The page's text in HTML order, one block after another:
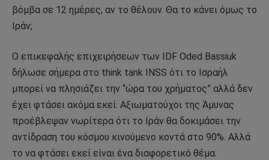
βόμβα σε 12 ημέρες, αν το θέλουν. Θα το κάνει όμως το
Ιράν;
Ο επικεφαλής επιχειρήσεων των IDF Oded Bassiuk
δήλωσε σήμερα στο think tank INSS ότι το Ισραήλ
μπορεί να πλησιάζει την “ώρα του χρήματος” αλλά δεν
έχει φτάσει ακόμα εκεί. Αξιωματούχοι της Άμυνας
προέβλεψαν νωρίτερα ότι το Ιράν θα δοκιμάσει την
αντίδραση του κόσμου κινούμενο κοντά στο 90%. Αλλά
το να φτάσει εκεί είναι ένα διαφορετικό θέμα.